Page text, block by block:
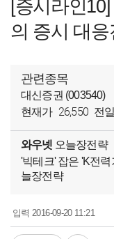
[증시라인
의 증시 대
관련종목
대신증권 (003540)
현재가 26,550 전
와우넷 오늘장전략
'빅테크' 잡은 'K전
늘장전략
입력 2016-09-20 11:21